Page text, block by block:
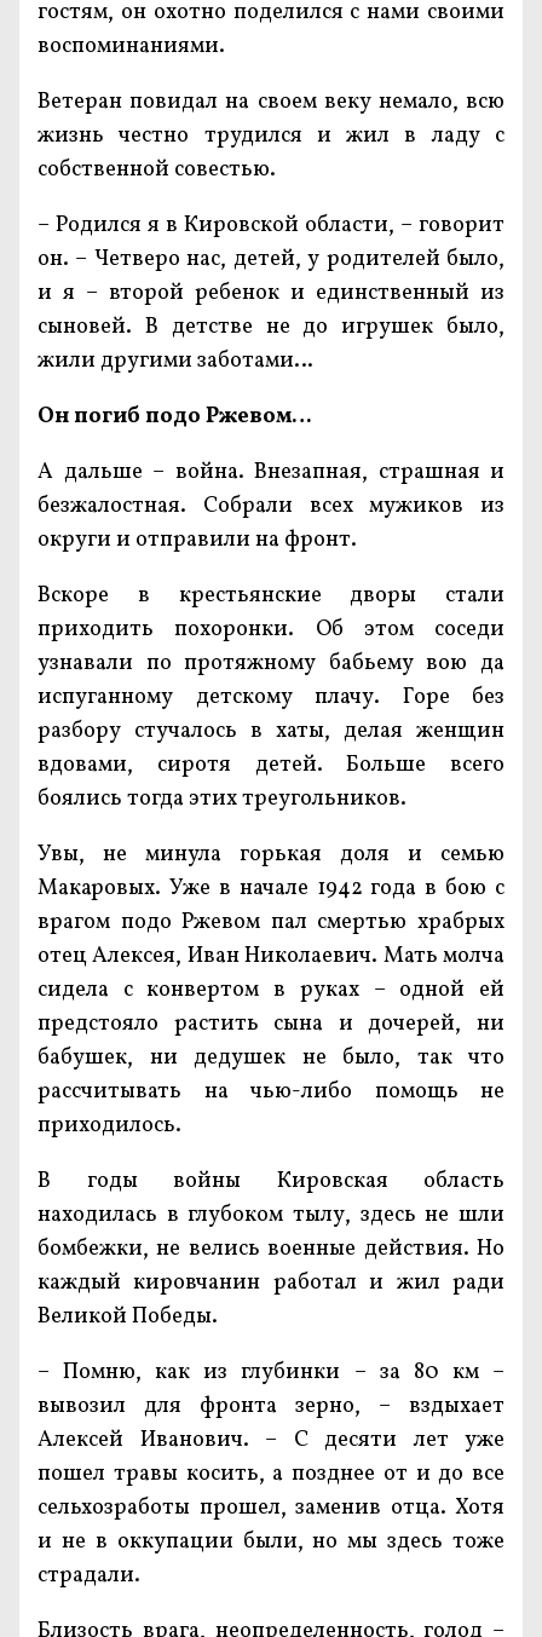
гостям, он охотно поделился с нами своими
воспоминаниями.
Ветеран повидал на своем веку немало, всю
жизнь честно трудился и жил в ладу с
собственной совестью.
– Родился я в Кировской области, – говорит
он. – Четверо нас, детей, у родителей было,
и я – второй ребенок и единственный из
сыновей. В детстве не до игрушек было,
жили другими заботами…
Он погиб подо Ржевом…
А дальше – война. Внезапная, страшная и
безжалостная. Собрали всех мужиков из
округи и отправили на фронт.
Вскоре в крестьянские дворы стали
приходить похоронки. Об этом соседи
узнавали по протяжному бабьему вою да
испуганному детскому плачу. Горе без
разбору стучалось в хаты, делая женщин
вдовами, сиротя детей. Больше всего
боялись тогда этих треугольников.
Увы, не минула горькая доля и семью
Макаровых. Уже в начале 1942 года в бою с
врагом подо Ржевом пал смертью храбрых
отец Алексея, Иван Николаевич. Мать молча
сидела с конвертом в руках – одной ей
предстояло растить сына и дочерей, ни
бабушек, ни дедушек не было, так что
рассчитывать на чью-либо помощь не
приходилось.
В годы войны Кировская область
находилась в глубоком тылу, здесь не шли
бомбежки, не велись военные действия. Но
каждый кировчанин работал и жил ради
Великой Победы.
– Помню, как из глубинки – за 80 км –
вывозил для фронта зерно, – вздыхает
Алексей Иванович. – С десяти лет уже
пошел травы косить, а позднее от и до все
сельхозработы прошел, заменив отца. Хотя
и не в оккупации были, но мы здесь тоже
страдали.